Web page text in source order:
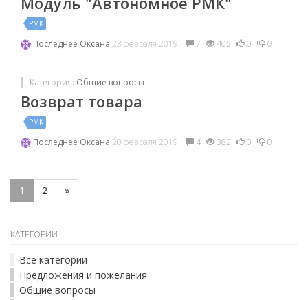
РМК
Последнее Оксана 23 февраля 2019. 7 405 0 0
Категория: Общие вопросы
Возврат товара
РМК
Последнее Оксана 20 февраля 2019. 4 382 0 0
1 2 »
КАТЕГОРИИ
Все категории
Предложения и пожелания
Общие вопросы